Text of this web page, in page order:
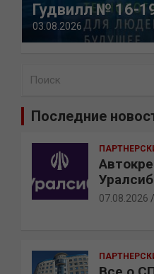
Гудвилл № 16-
03.08.2026
Последние
07.08.2026